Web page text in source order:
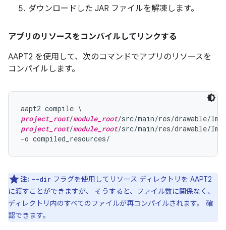
ダウンロードした JAR ファイルを解凍します。
アプリのリソースをコンパイルしてリンクする
AAPT2 を使用して、次のコマンドでアプリのリソースを
コンパイルします。
project_root/module_root
project_root/module_root/src/main/res/drawable/
注: --dir フラグを使用してリソース ディレクトリを AAPT2
に渡すことができますが、 そうすると、ファイル数に関係なく、
ディレクトリ内のすべてのファイルが再コンパイルされます。 確
認できます。